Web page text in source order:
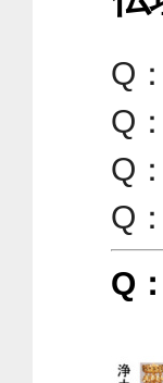
Q
Q
Q
Q
Q